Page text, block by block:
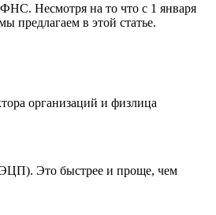
Несмотря на то что с 1 января
в этой статье.
организаций и физлица
ЭЦП). Это быстрее и проще, чем